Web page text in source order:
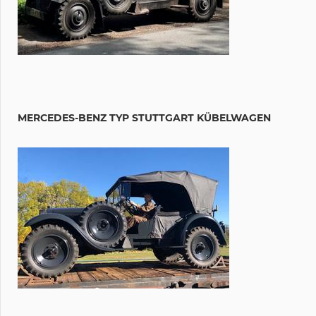
MERCEDES-BENZ TYP STUTTGART KÜBELWAGEN